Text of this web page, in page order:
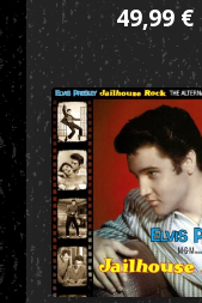
49,99€